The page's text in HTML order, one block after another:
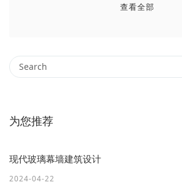
查看全部
为您推荐
现代玻璃幕墙建筑设计
2024-04-22